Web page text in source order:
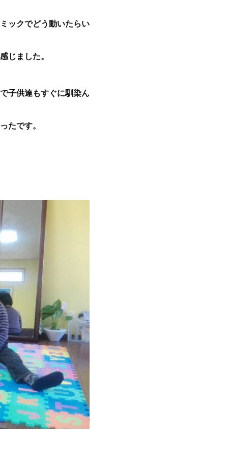
ックでどう動いたらい
じました。
子供達もすぐに馴染ん
たです。